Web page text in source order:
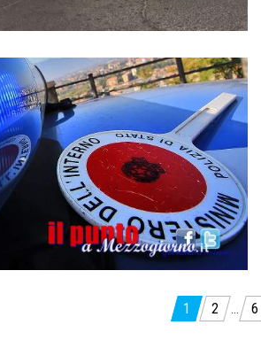
1 2 … 6